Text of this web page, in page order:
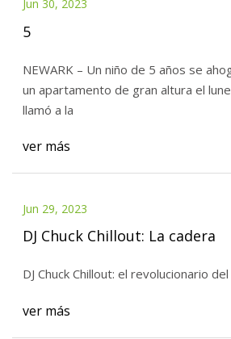
Jun 30, 2023
5
NEWARK – Un niño de 5 años se
un apartamento de gran altura el lunes
llamó a la
ver más
Jun 29, 2023
DJ Chuck Chillout: La cadera
ver más